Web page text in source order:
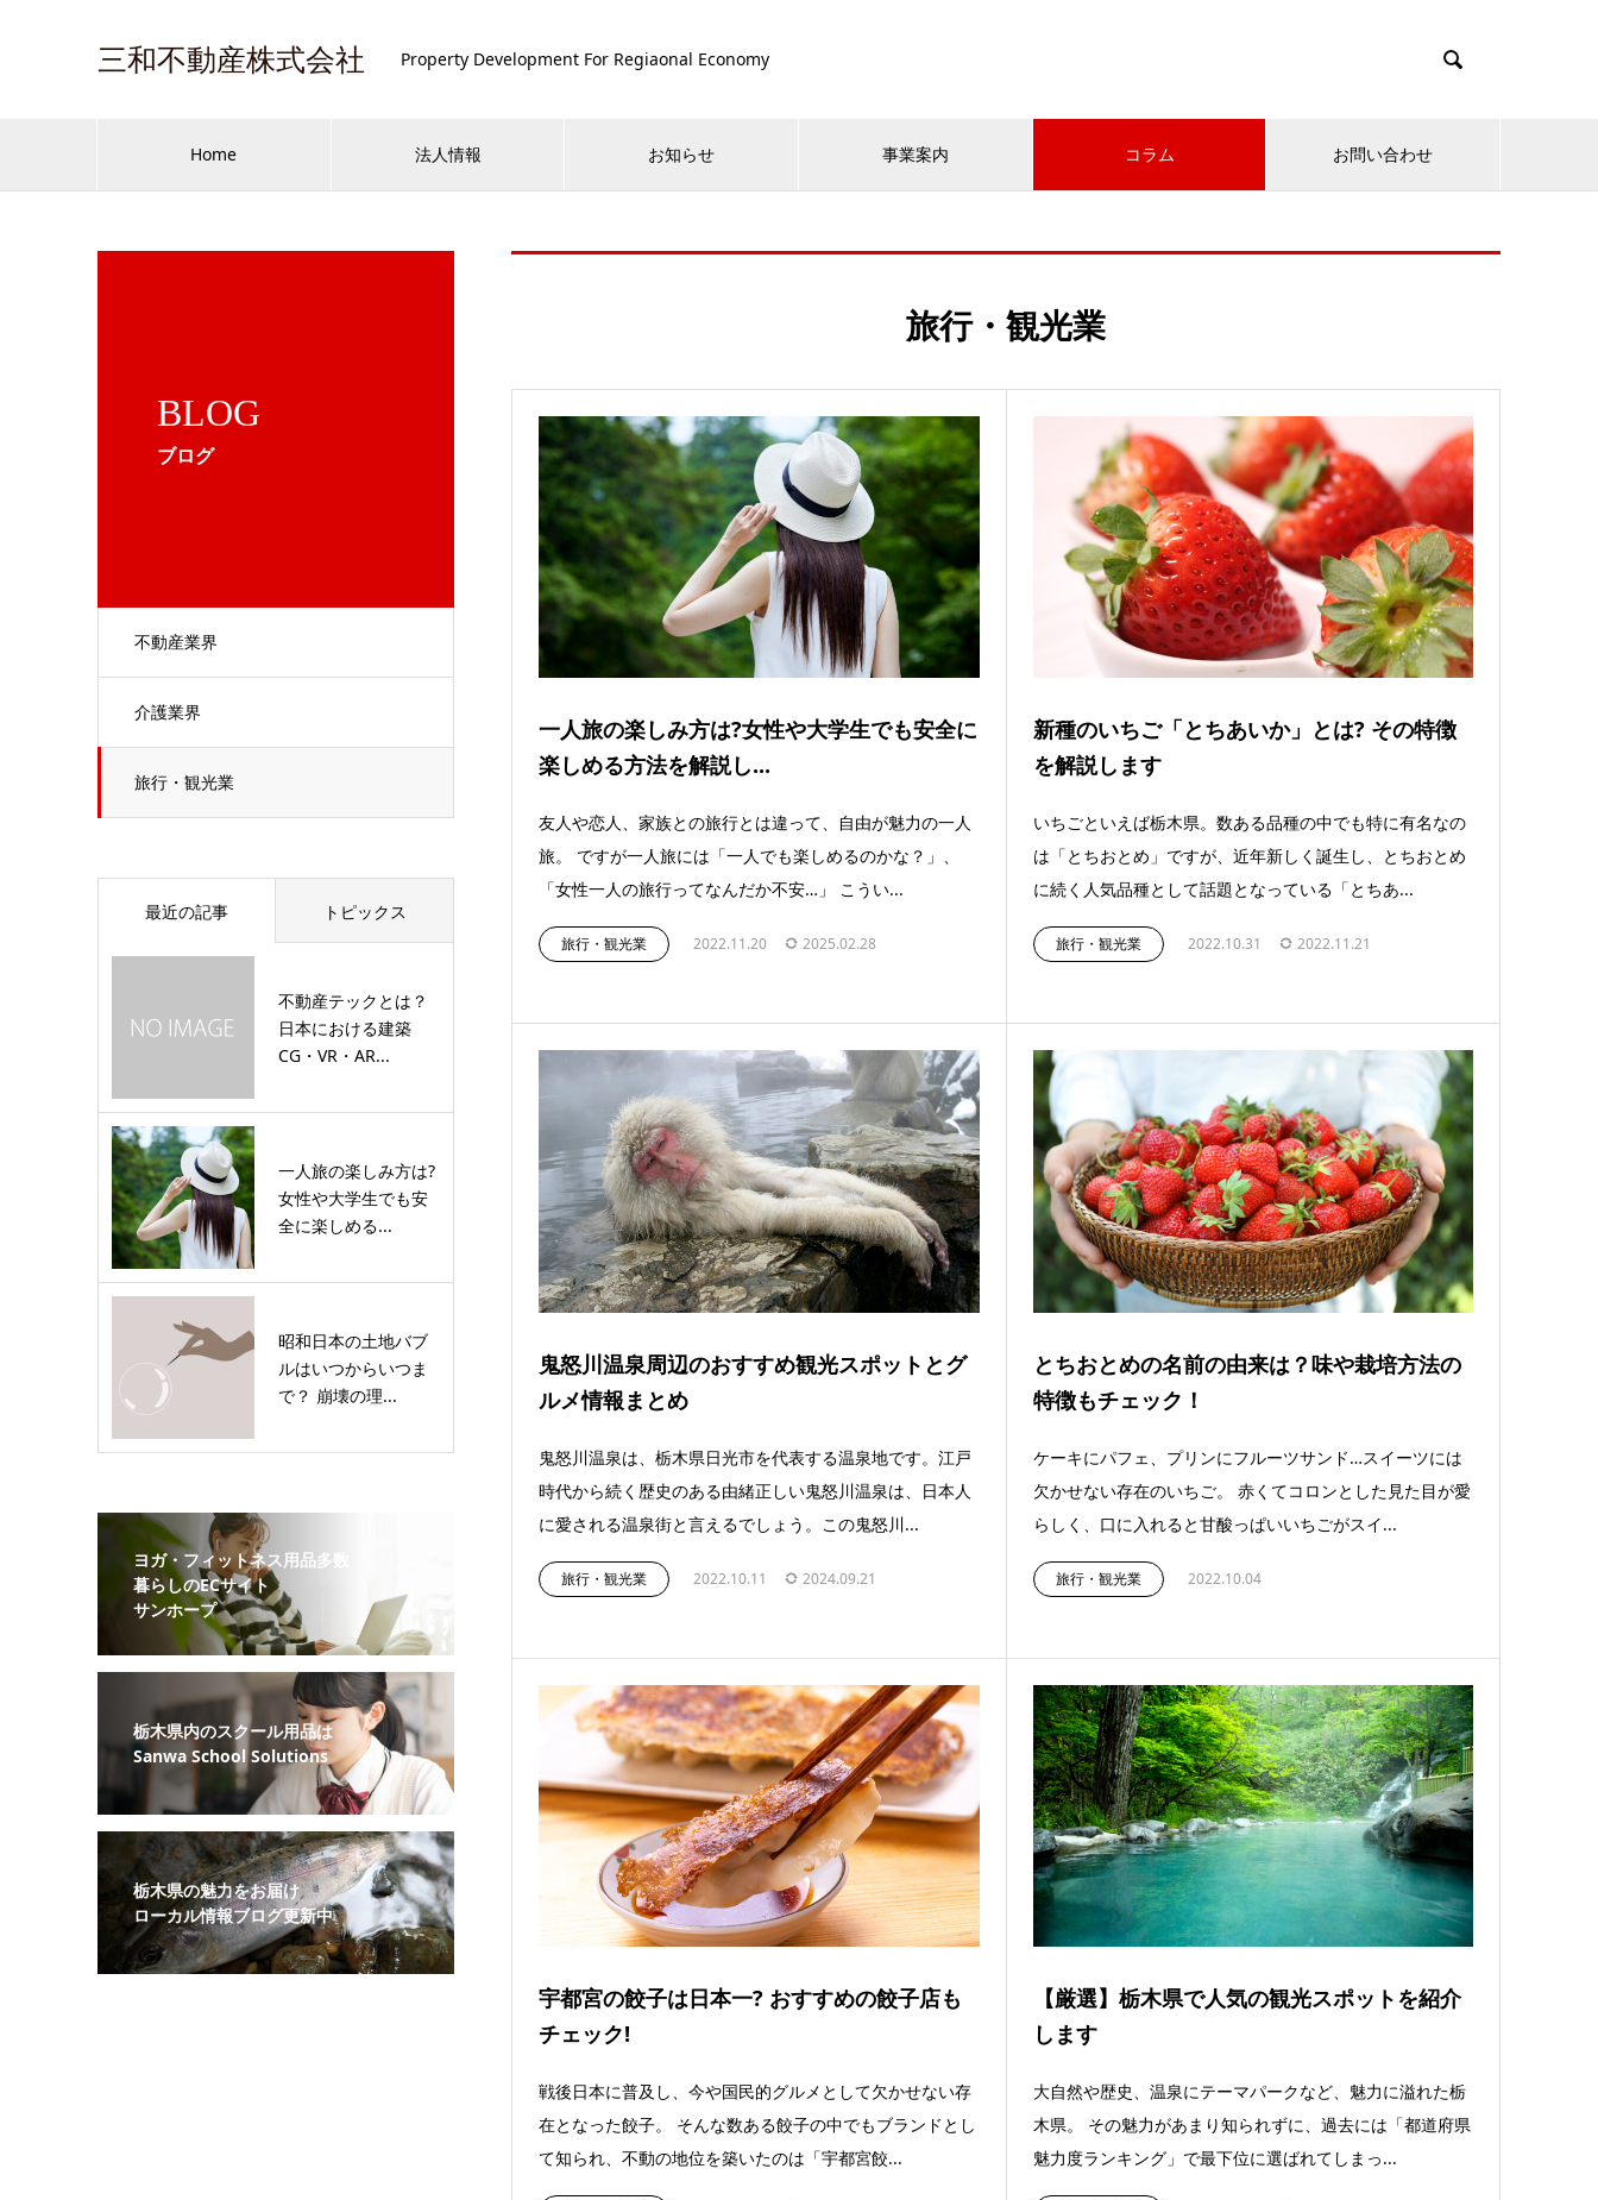
三和不動産株式会社 Property Development For Regiaonal Economy 
Home 法人情報 お知らせ 事業案内 コラム お問い合わせ
BLOG
ブログ
不動産業界
介護業界
旅行・観光業
旅行・観光業
一人旅の楽しみ方は?女性や大学生でも安全に
楽しめる方法を解説し...
友人や恋人、家族との旅行とは違って、自由が魅力の一人
旅。 ですが一人旅には「一人でも楽しめるのかな？」、
「女性一人の旅行ってなんだか不安…」 こうい...
旅行・観光業 2022.11.20 2025.02.28
新種のいちご「とちあいか」とは? その特徴
を解説します
いちごといえば栃木県。数ある品種の中でも特に有名なの
は「とちおとめ」ですが、近年新しく誕生し、とちおとめ
に続く人気品種として話題となっている「とちあ...
旅行・観光業 2022.10.31 2022.11.21
鬼怒川温泉周辺のおすすめ観光スポットとグ
ルメ情報まとめ
鬼怒川温泉は、栃木県日光市を代表する温泉地です。江戸
時代から続く歴史のある由緒正しい鬼怒川温泉は、日本人
に愛される温泉街と言えるでしょう。この鬼怒川...
旅行・観光業 2022.10.11 2024.09.21
とちおとめの名前の由来は？味や栽培方法の
特徴もチェック！
ケーキにパフェ、プリンにフルーツサンド…スイーツには
欠かせない存在のいちご。 赤くてコロンとした見た目が愛
らしく、口に入れると甘酸っぱいいちごがスイ...
旅行・観光業 2022.10.04
宇都宮の餃子は日本一? おすすめの餃子店も
チェック!
戦後日本に普及し、今や国民的グルメとして欠かせない存
在となった餃子。 そんな数ある餃子の中でもブランドとし
て知られ、不動の地位を築いたのは「宇都宮餃...
【厳選】栃木県で人気の観光スポットを紹介
します
大自然や歴史、温泉にテーマパークなど、魅力に溢れた栃
木県。 その魅力があまり知られずに、過去には「都道府県
魅力度ランキング」で最下位に選ばれてしまっ...
最近の記事 トピックス
不動産テックとは？
日本における建築
CG・VR・AR...
一人旅の楽しみ方は?
女性や大学生でも安
全に楽しめる...
昭和日本の土地バブ
ルはいつからいつま
で？ 崩壊の理...
ヨガ・フィットネス用品多数
暮らしのECサイト
サンホープ
栃木県内のスクール用品は
Sanwa School Solutions
栃木県の魅力をお届け
ローカル情報ブログ更新中